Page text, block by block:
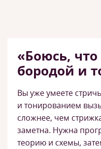
«Боюсь,
бородой и
Вы уже умеете
и тонированием
сложнее, чем
заметна. Нужна
теорию и схемы,